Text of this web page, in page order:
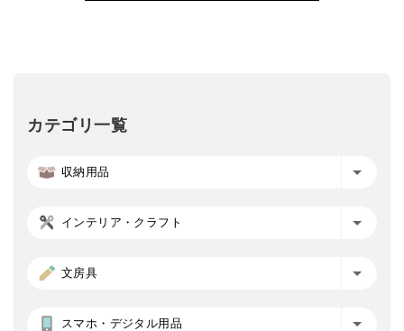
カテゴリ一覧
収納用品
インテリア・クラフト
文房具
スマホ・デジタル用品